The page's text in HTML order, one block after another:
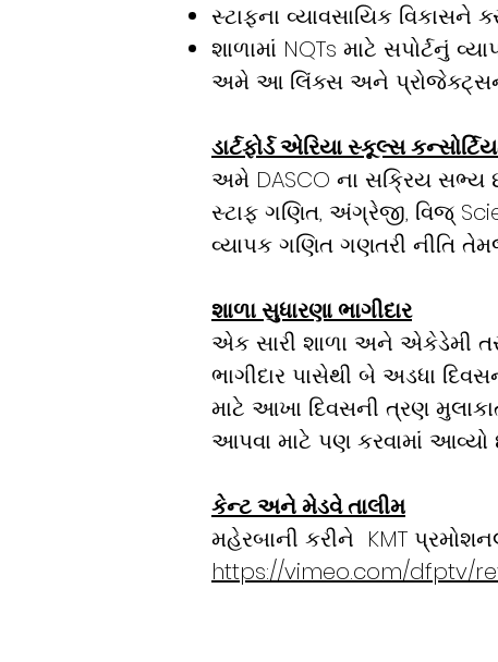
સ્ટાફના વ્યાવસાયિક વિકાસને
શાળામાં NQTs માટે સપોર્ટનું
અમે આ લિંક્સ અને
ડાર્ટફોર્ડ એરિયા સ્કૂલ્સ
અમે DASCO ના સક્રિય
સ્ટાફ ગણિત, અંગ્રેજી, વિજ્
વ્યાપક ગણિત ગણતરી નીતિ
શાળા સુધારણા ભાગીદાર
એક સારી શાળા અને એકેડેમી
ભાગીદાર પાસેથી બે અડધા
માટે આખા દિવસની ત્રણ
આપવા માટે પણ કરવામાં આવ્યો
કેન્ટ અને મેડવે તાલીમ
મહેરબાની કરીને KMT
https://vimeo.com/dfptv/